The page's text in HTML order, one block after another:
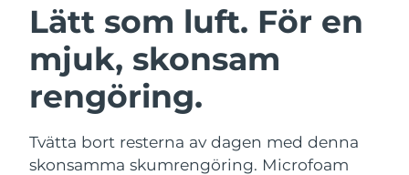
Lätt som luft. För en
mjuk, skonsam
rengöring.
Tvätta bort resterna av dagen med denna
skonsamma skumrengöring. Microfoam